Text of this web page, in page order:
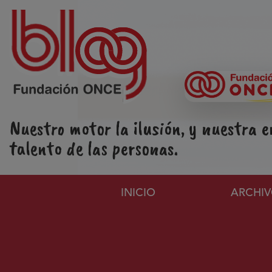
Pasar al contenido principal
Nuestro motor la ilusión, y nuestra
talento de las personas.
Navegación
INICIO